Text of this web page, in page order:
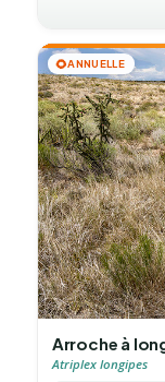
🌻ANNUELLE
Arroche à
Atriplex longipes